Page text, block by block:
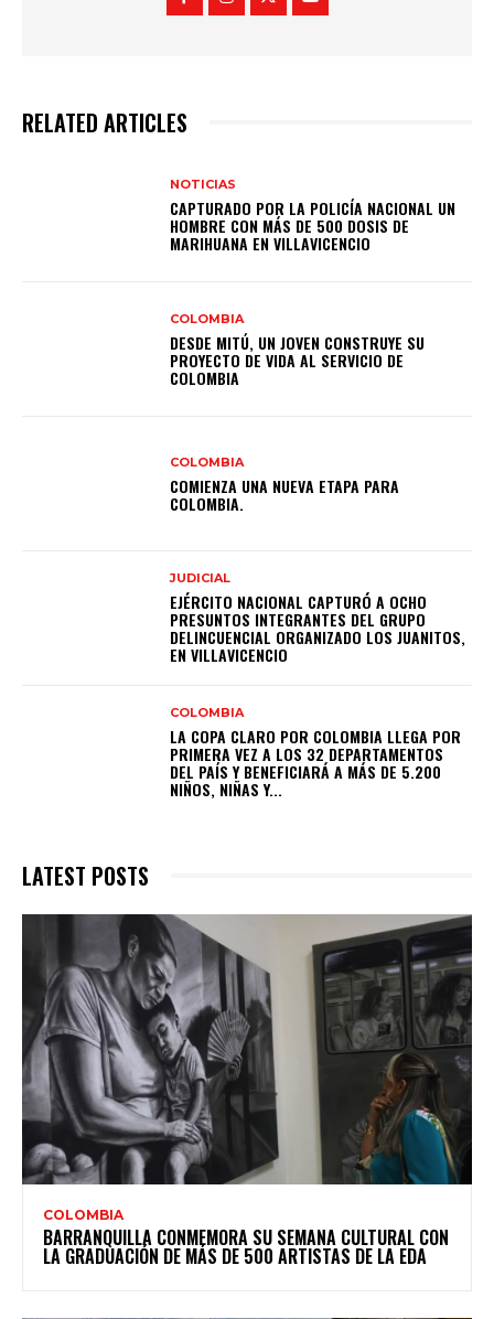
RELATED ARTICLES
NOTICIAS
CAPTURADO POR LA POLICÍA NACIONAL UN
HOMBRE CON MÁS DE 500 DOSIS DE
MARIHUANA EN VILLAVICENCIO
COLOMBIA
DESDE MITÚ, UN JOVEN CONSTRUYE SU
PROYECTO DE VIDA AL SERVICIO DE
COLOMBIA
COLOMBIA
COMIENZA UNA NUEVA ETAPA PARA
COLOMBIA.
JUDICIAL
EJÉRCITO NACIONAL CAPTURÓ A OCHO
PRESUNTOS INTEGRANTES DEL GRUPO
DELINCUENCIAL ORGANIZADO LOS JUANITOS,
EN VILLAVICENCIO
COLOMBIA
LA COPA CLARO POR COLOMBIA LLEGA POR
PRIMERA VEZ A LOS 32 DEPARTAMENTOS
DEL PAÍS Y BENEFICIARÁ A MÁS DE 5.200
NIÑOS, NIÑAS Y...
LATEST POSTS
COLOMBIA
BARRANQUILLA CONMEMORA SU SEMANA CULTURAL CON
LA GRADUACIÓN DE MÁS DE 500 ARTISTAS DE LA EDA